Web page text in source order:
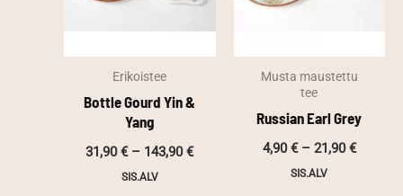
Erikoistee
Bottle Gourd Yin &
Yang
31,90€ – 143,90€Hintaluokka:
SIS.ALV
Musta maustettu
tee
Russian Earl Grey
4,90€ – 21,90€
SIS.ALV